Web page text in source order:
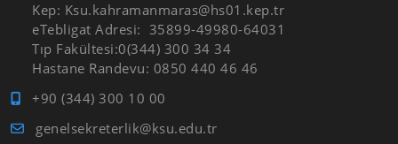
Kep: Ksu.kahramanmaras@hs01.kep.tr
eTebligat Adresi: 35899-49980-64031
Tıp Fakültesi:0(344) 300 34 34
Hastane Randevu: 0850 440 46 46
+90 (344) 300 10 00
genelsekreterlik@ksu.edu.tr